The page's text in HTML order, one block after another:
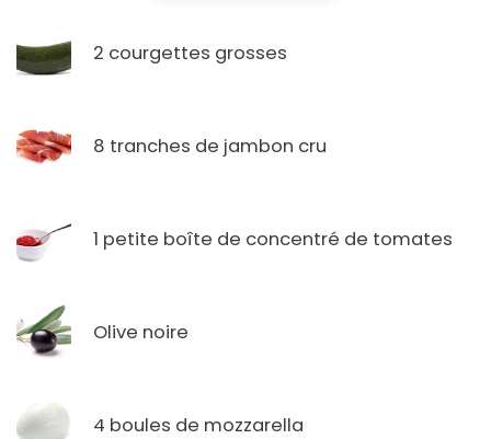
2 courgettes grosses
8 tranches de jambon cru
1 petite boîte de concentré de tomates
Olive noire
4 boules de mozzarella